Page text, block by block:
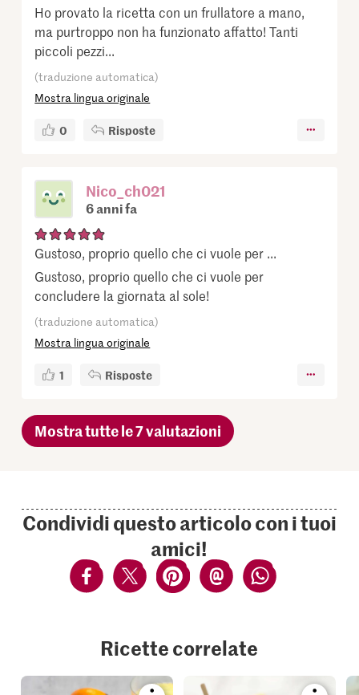
Ho provato la ricetta con un frullatore a mano,
ma purtroppo non ha funzionato affatto! Tanti
piccoli pezzi...
(traduzione automatica)
Mostra lingua originale
0 Risposte
Nico_ch021
6 anni fa
Gustoso, proprio quello che ci vuole per ...
Gustoso, proprio quello che ci vuole per
concludere la giornata al sole!
(traduzione automatica)
Mostra lingua originale
1 Risposte
Mostra tutte le 7 valutazioni
Condividi questo articolo con i tuoi
amici!
Ricette correlate